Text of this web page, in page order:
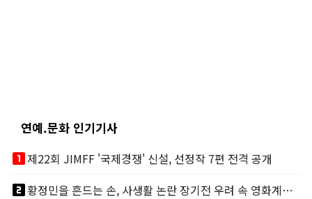
연예.문화 인기기사
looks_one제22회 JIMFF '국제경쟁' 신설, 선정작 7편 전격 공개
looks_two
황정민을 흔드는 손, 사생활 논란 장기전 우려 속 영화계도 리스크